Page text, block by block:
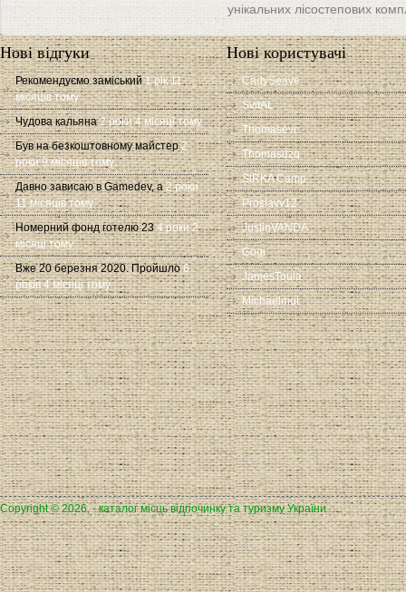
унікальних лісостепових
Нові відгуки
Рекомендуємо заміський 1 рік 11
місяців тому
Чудова кальяна 2 роки 4 місяці тому
Був на безкоштовному майстер 2
роки 9 місяців тому
Давно зависаю в Gamedev, а 2 роки
11 місяців тому
Номерний фонд готелю 23 4 роки 2
місяці тому
Вже 20 березня 2020. Пройшло 6
років 4 місяці тому
Нові користувачі
CadySeave
SvitAL
Thomasevc
Thomasdzq
SIRKA Camp
Proslavv12
JustinVANDA
Gogi
JamesToula
Michaelmut
Copyright © 2026, - каталог місць відпочинку та туризму України